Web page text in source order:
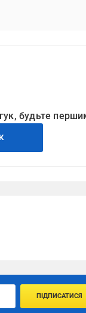
будьте
ПІДПИСАТИСЯ